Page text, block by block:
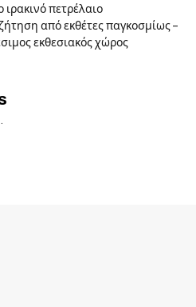
πετρέλαιο
ζήτηση από εκθέτες παγκοσμίως –
εκθεσιακός χώρος